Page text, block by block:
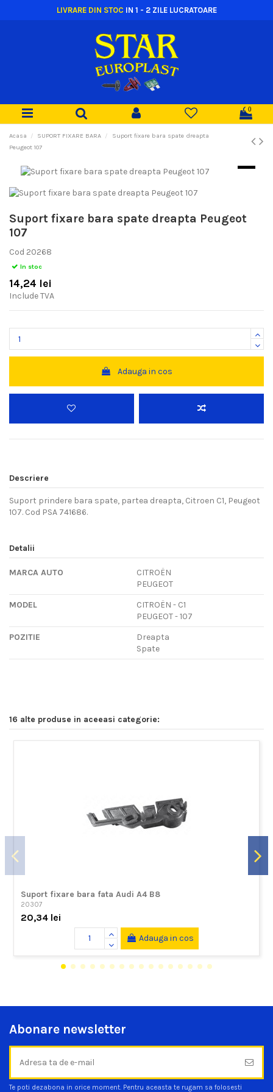
LIVRARE DIN STOC IN 1 - 2 ZILE LUCRATOARE
0
Acasa SUPORT FIXARE BARA
Suport fixare bara spate dreapta
Peugeot 107
Suport fixare bara spate dreapta Peugeot
107
Cod 20268
In stoc
14,24 lei
Include TVA
Adauga in cos
Descriere
Suport prindere bara spate, partea dreapta, Citroen C1, Peugeot
107. Cod PSA 741686.
Detalii
MARCA AUTO
CITROËN
PEUGEOT
MODEL
CITROËN - C1
PEUGEOT - 107
POZITIE
Dreapta
Spate
16 alte produse in aceeasi categorie:
Suport fixare bara fata Audi A4 B8
20307
20,34 lei
Adauga in cos
Abonare newsletter
Te poti dezabona in orice moment. Pentru aceasta te rugam sa folosesti